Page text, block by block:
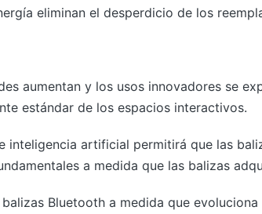
eliminan el desperdicio de los
aumentan y los usos innovadores se
estándar de los espacios interactivos.
inteligencia artificial permitirá que las
a medida que las balizas
Bluetooth a medida que